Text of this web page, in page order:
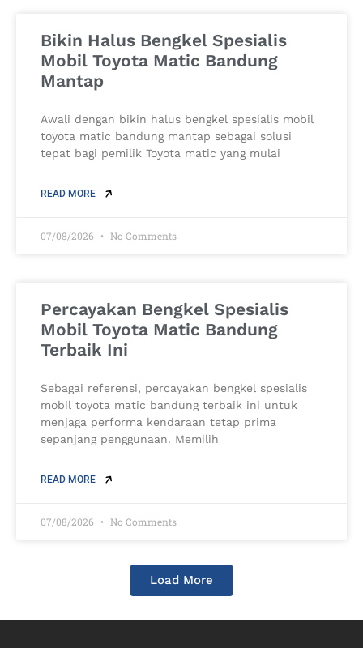
Bikin Halus Bengkel Spesialis
Mobil Toyota Matic Bandung
Mantap
Awali dengan bikin halus bengkel spesialis mobil
toyota matic bandung mantap sebagai solusi
tepat bagi pemilik Toyota matic yang mulai
READ MORE
07/08/2026 No Comments
Percayakan Bengkel Spesialis
Mobil Toyota Matic Bandung
Terbaik Ini
Sebagai referensi, percayakan bengkel spesialis
mobil toyota matic bandung terbaik ini untuk
menjaga performa kendaraan tetap prima
sepanjang penggunaan. Memilih
READ MORE
07/08/2026 No Comments
Load More